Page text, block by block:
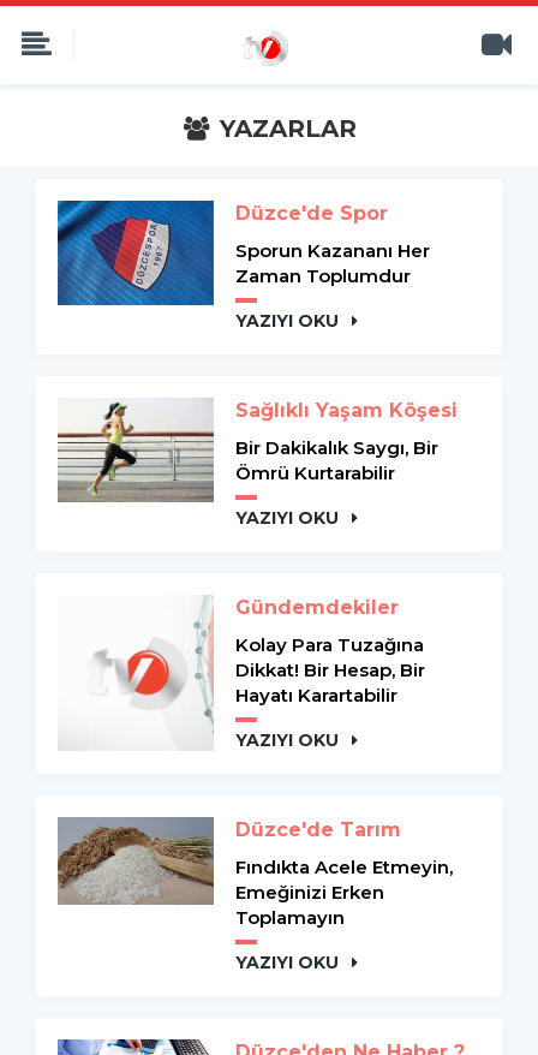
YAZARLAR
Düzce'de Spor
Sporun Kazananı Her
Zaman Toplumdur
YAZIYI OKU
Sağlıklı Yaşam Köşesi
Bir Dakikalık Saygı, Bir
Ömrü Kurtarabilir
YAZIYI OKU
Gündemdekiler
Kolay Para Tuzağına
Dikkat! Bir Hesap, Bir
Hayatı Karartabilir
YAZIYI OKU
Düzce'de Tarım
Fındıkta Acele Etmeyin,
Emeğinizi Erken
Toplamayın
YAZIYI OKU